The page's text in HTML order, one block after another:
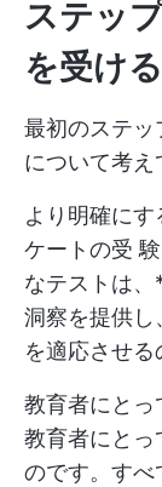
ステッ
を受ける
最初のステッ
について考え
より明確に
ケートの受
なテストは
洞察を提供し
を適応させる
教育者にとっ
教育者にとっ
のです。すべ